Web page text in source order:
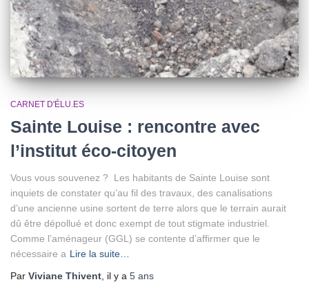
CARNET D'ÉLU.ES
Sainte Louise : rencontre avec
l’institut éco-citoyen
Vous vous souvenez ? Les habitants de Sainte Louise sont
inquiets de constater qu’au fil des travaux, des canalisations
d’une ancienne usine sortent de terre alors que le terrain aurait
dû être dépollué et donc exempt de tout stigmate industriel.
Comme l’aménageur (GGL) se contente d’affirmer que le
nécessaire a Lire la suite…
Par Viviane Thivent , il y a 5 ans